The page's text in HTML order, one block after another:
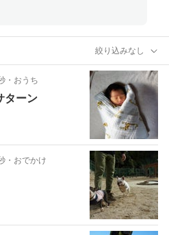
絞り込みなし
・ おうち
ーン
・ おでかけ